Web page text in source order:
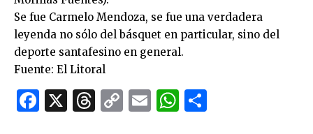
Se fue Carmelo Mendoza, se fue una verdadera
leyenda no sólo del básquet en particular, sino del
deporte santafesino en general.
Fuente: El Litoral
Facebook
X Threads
CopyEmailWhatsApp